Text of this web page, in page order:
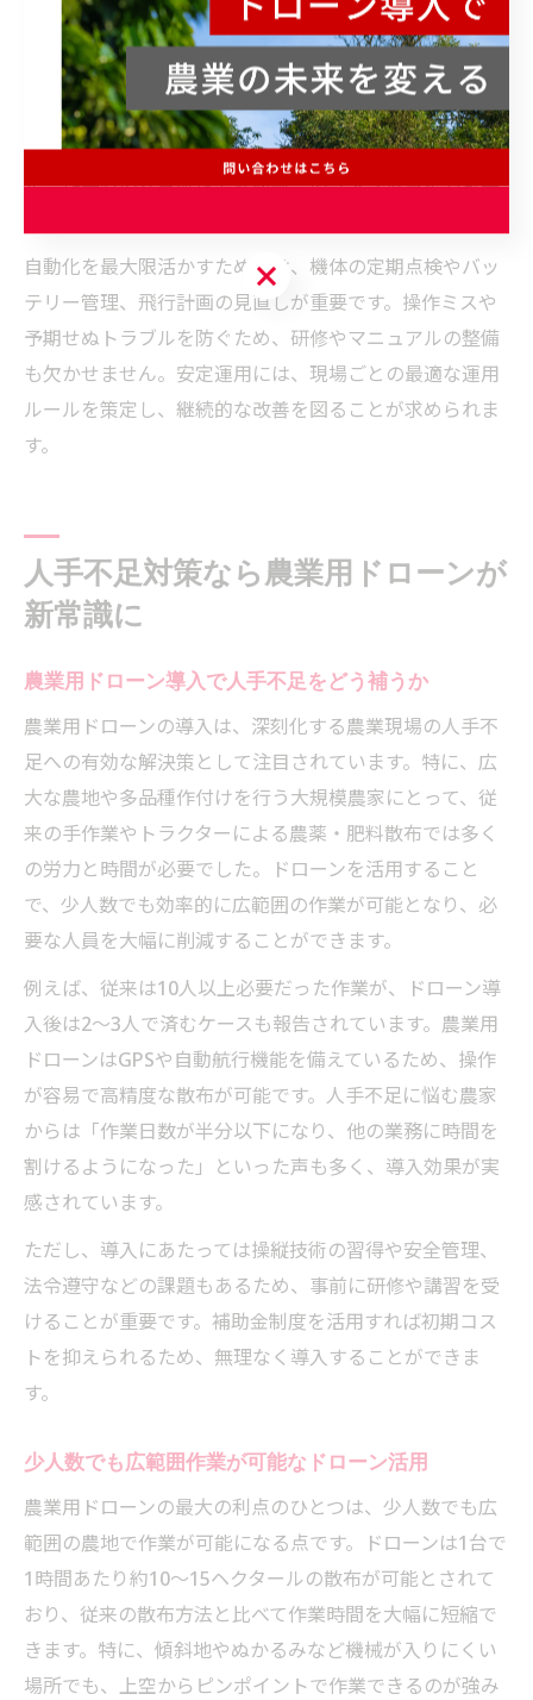
例えば、従来10人で1日かかっていた作業が、ドローン
なら数時間で完了することも珍しくありません。これに
より農作業のピーク時でも余裕を持ったスケジュール管
理ができ、他の業務に時間を割くことができます。ま
た、作業者の安全確保や健康被害のリスク低減にも寄与
自動化を最大限活かすためには、機体の定期点検やバッ
テリー管理、飛行計画の見直しが重要です。操作ミスや
予期せぬトラブルを防ぐため、研修やマニュアルの整備
も欠かせません。安定運用には、現場ごとの最適な運用
ルールを策定し、継続的な改善を図ることが求められま
す。
人手不足対策なら農業用ドローンが
新常識に
農業用ドローン導入で人手不足をどう補うか
農業用ドローンの導入は、深刻化する農業現場の人手不
足への有効な解決策として注目されています。特に、広
大な農地や多品種作付けを行う大規模農家にとって、従
来の手作業やトラクターによる農薬・肥料散布では多く
の労力と時間が必要でした。ドローンを活用すること
で、少人数でも効率的に広範囲の作業が可能となり、必
要な人員を大幅に削減することができます。
例えば、従来は10人以上必要だった作業が、ドローン導
入後は2～3人で済むケースも報告されています。農業用
ドローンはGPSや自動航行機能を備えているため、操作
が容易で高精度な散布が可能です。人手不足に悩む農家
からは「作業日数が半分以下になり、他の業務に時間を
割けるようになった」といった声も多く、導入効果が実
感されています。
ただし、導入にあたっては操縦技術の習得や安全管理、
法令遵守などの課題もあるため、事前に研修や講習を受
けることが重要です。補助金制度を活用すれば初期コス
トを抑えられるため、無理なく導入することができま
す。
少人数でも広範囲作業が可能なドローン活用
農業用ドローンの最大の利点のひとつは、少人数でも広
範囲の農地で作業が可能になる点です。ドローンは1台で
1時間あたり約10～15ヘクタールの散布が可能とされて
おり、従来の散布方法と比べて作業時間を大幅に短縮で
きます。特に、傾斜地やぬかるみなど機械が入りにくい
場所でも、上空からピンポイントで作業できるのが強み